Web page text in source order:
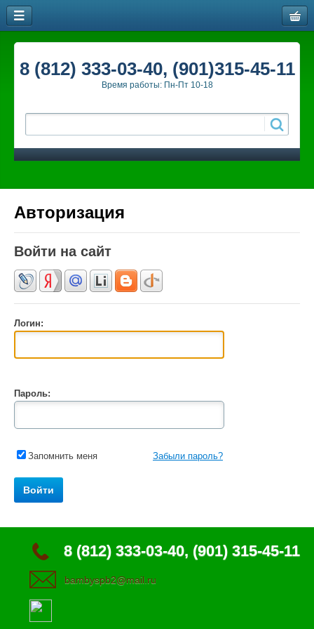
8 (812) 333-03-40, (901)315-45-11
Время работы: Пн-Пт 10-18
Авторизация
Войти на сайт
Логин:
Пароль:
Запомнить меня Забыли пароль?
8 (812) 333-03-40, (901) 315-45-11
bambyspb2@mail.ru